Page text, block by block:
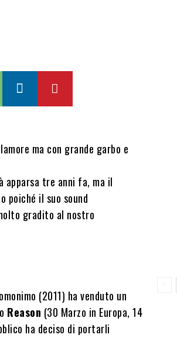
ma con grande garbo e
apparsa tre anni fa, ma il
poiché il suo sound
gradito al nostro
(2011) ha venduto un
Reason (30 Marzo in Europa, 14
ha deciso di portarli